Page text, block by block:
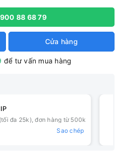
88 68 79
Cửa hàng
để tư vấn mua hàng
đa 25k), đơn hàng từ 500k
Sao chép